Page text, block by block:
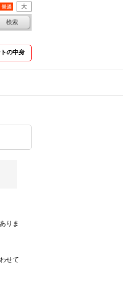
の中身
りま
せて